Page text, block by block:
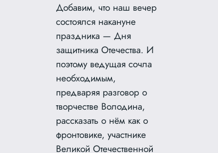
Добавим, что наш вечер
состоялся накануне
праздника — Дня
защитника Отечества. И
поэтому ведущая сочла
необходимым,
предваряя разговор о
творчестве Володина,
рассказать о нём как о
фронтовике, участнике
Великой Отечественной